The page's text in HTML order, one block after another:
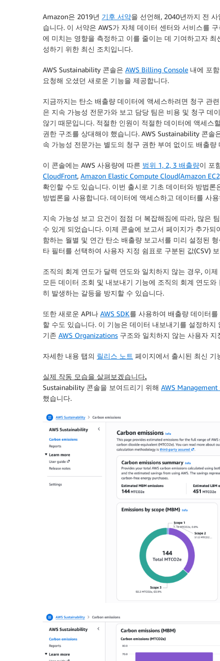
Amazon은 2019년 기후 서약을 선언해, 2040년까지 전
습니다. 이 서약은 AWS가 자체 데이터 센터와 서비스를
에 미치는 영향을 측정하고 이를 줄이는 데 기여하고자
성하기 위한 최신 조치입니다.
AWS Sustainability 콘솔은 AWS Billing Console 내에 포
요청해 오셨던 새로운 기능을 제공합니다.
지금까지는 탄소 배출량 데이터에 액세스하려면 청구 관
은 지속 가능성 전문가와 보고 담당 팀은 비용 및 청구 데
않기 때문입니다. 적절한 인원이 적절한 데이터에 액세스
권한 구조를 상대해야 했습니다. AWS Sustainability 콘
속 가능성 전문가는 별도의 청구 권한 부여 없이도 배출
이 콘솔에는 AWS 사용량에 따른 범위 1, 2, 3 배출량이 포
CloudFront, Amazon Elastic Compute Cloud(Amazon
확인할 수도 있습니다. 이번 출시로 기초 데이터와 방법
방법론을 사용합니다. 데이터에 액세스하고 데이터를 사
지속 가능성 보고 요건이 점점 더 복잡해짐에 따라, 많은
수 있게 되었습니다. 이제 콘솔에 보고서 페이지가 추가
함하는 월별 및 연간 탄소 배출량 보고서를 미리 설정된
타 필터를 선택하여 사용자 지정 쉼표로 구분된 값(CSV)
조직의 회계 연도가 달력 연도와 일치하지 않는 경우, 이
모든 데이터 조회 및 내보내기 기능에 조직의 회계 연도
히 발생하는 갈등을 방지할 수 있습니다.
또한 새로운 API나 AWS SDK를 사용하여 배출량 데이터
할 수도 있습니다. 이 기능은 데이터 내보내기를 설정하
기존 AWS Organizations 구조와 일치하지 않는 사용자
자세한 내용 탭의 릴리스 노트 페이지에서 출시된 최신 기
실제 작동 모습을 살펴보겠습니다.
Sustainability 콘솔을 보여드리기 위해 AWS Management
했습니다.